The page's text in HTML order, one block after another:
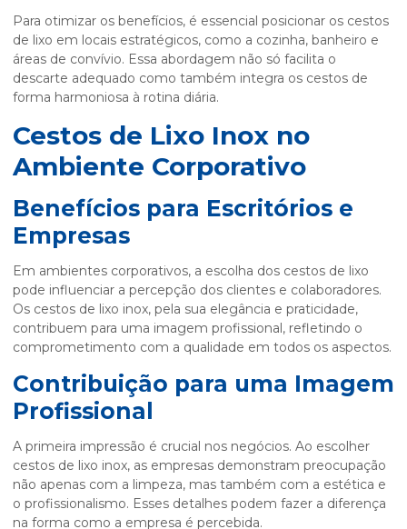
Para otimizar os benefícios, é essencial posicionar os cestos
de lixo em locais estratégicos, como a cozinha, banheiro e
áreas de convívio. Essa abordagem não só facilita o
descarte adequado como também integra os cestos de
forma harmoniosa à rotina diária.
Cestos de Lixo Inox no
Ambiente Corporativo
Benefícios para Escritórios e
Empresas
Em ambientes corporativos, a escolha dos cestos de lixo
pode influenciar a percepção dos clientes e colaboradores.
Os cestos de lixo inox, pela sua elegância e praticidade,
contribuem para uma imagem profissional, refletindo o
comprometimento com a qualidade em todos os aspectos.
Contribuição para uma Imagem
Profissional
A primeira impressão é crucial nos negócios. Ao escolher
cestos de lixo inox, as empresas demonstram preocupação
não apenas com a limpeza, mas também com a estética e
o profissionalismo. Esses detalhes podem fazer a diferença
na forma como a empresa é percebida.